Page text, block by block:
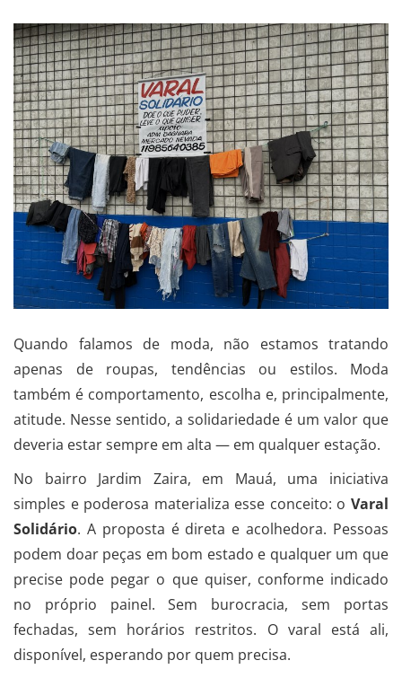
Contribua
História da Família
Entrar
Registrar
Portuguese
Quando falamos de moda, não estamos tratando
apenas de roupas, tendências ou estilos. Moda
também é comportamento, escolha e, principalmente,
atitude. Nesse sentido, a solidariedade é um valor que
deveria estar sempre em alta — em qualquer estação.
No bairro Jardim Zaira, em Mauá, uma iniciativa
simples e poderosa materializa esse conceito: o Varal
Solidário. A proposta é direta e acolhedora. Pessoas
podem doar peças em bom estado e qualquer um que
precise pode pegar o que quiser, conforme indicado
no próprio painel. Sem burocracia, sem portas
fechadas, sem horários restritos. O varal está ali,
disponível, esperando por quem precisa.